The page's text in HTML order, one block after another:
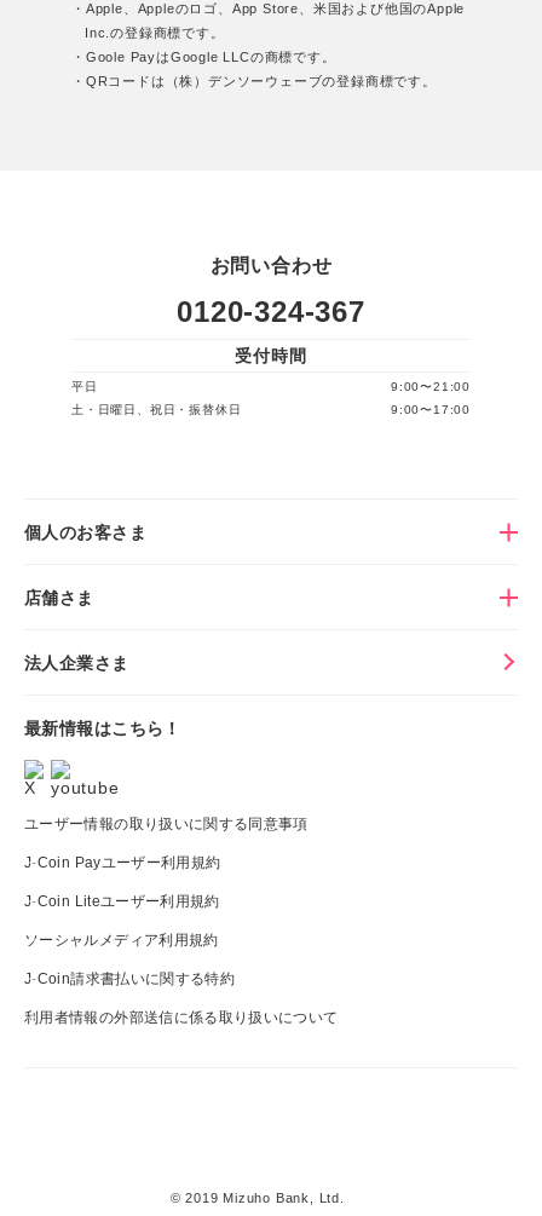
・Apple、Appleのロゴ、App Store、米国および他国のApple
Inc.の登録商標です。
・Goole PayはGoogle LLCの商標です。
・QRコードは（株）デンソーウェーブの登録商標です。
お問い合わせ
0120-324-367
受付時間
平日
9:00〜21:00
土・日曜日、祝日・振替休日
9:00〜17:00
個人のお客さま
店舗さま
法人企業さま
最新情報はこちら！
ユーザー情報の取り扱いに関する同意事項
J-Coin Payユーザー利用規約
J-Coin Liteユーザー利用規約
ソーシャルメディア利用規約
J-Coin請求書払いに関する特約
利用者情報の外部送信に係る取り扱いについて
© 2019 Mizuho Bank, Ltd.